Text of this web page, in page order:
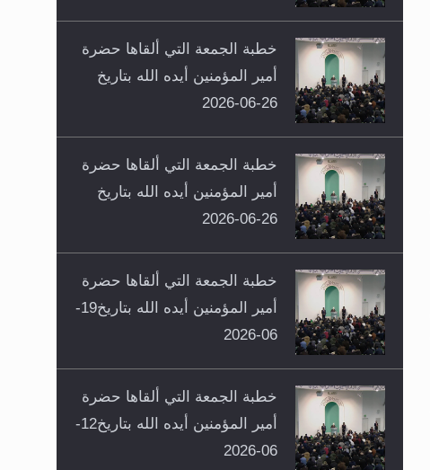
خطبة الجمعة التي ألقاها حضرة
أمير المؤمنين أيده الله بتاريخ
26-06-2026
خطبة الجمعة التي ألقاها حضرة
أمير المؤمنين أيده الله بتاريخ
26-06-2026
خطبة الجمعة التي ألقاها حضرة
أمير المؤمنين أيده الله بتاريخ19-
06-2026
خطبة الجمعة التي ألقاها حضرة
أمير المؤمنين أيده الله بتاريخ12-
06-2026